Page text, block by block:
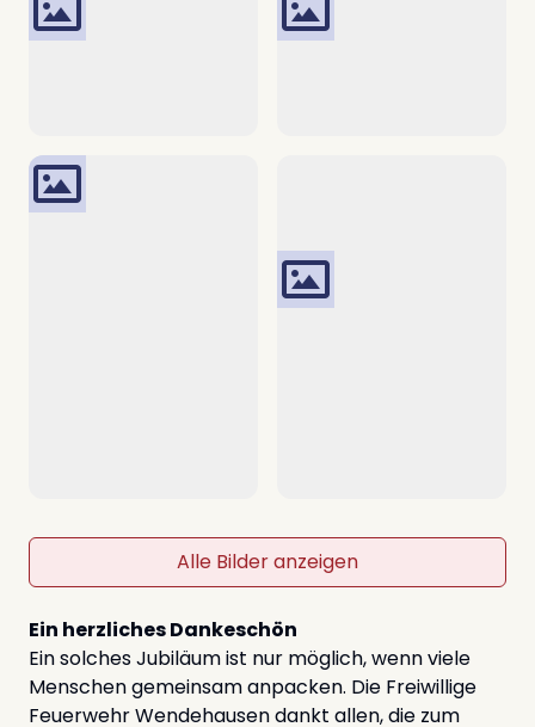
Alle Bilder anzeigen
Ein herzliches Dankeschön
Ein solches Jubiläum ist nur möglich, wenn viele
Menschen gemeinsam anpacken. Die Freiwillige
Feuerwehr Wendehausen dankt allen, die zum